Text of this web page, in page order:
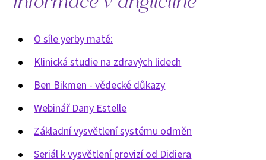
O síle yerby maté:
Klinická studie na zdravých lidech
Ben Bikmen - vědecké důkazy
Webinář Dany Estelle
Základní vysvětlení systému odměn
Seriál k vysvětlení provizí od Didiera